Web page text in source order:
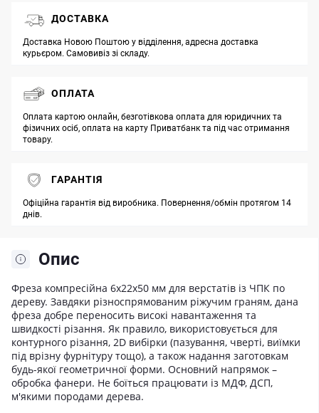
Опис
Фреза компресійна 6x22x50 мм для верстатів із ЧПК по
дереву. Завдяки різноспрямованим ріжучим граням, дана
фреза добре переносить високі навантаження та
швидкості різання. Як правило, використовується для
контурного різання, 2D вибірки (пазування, чверті, виїмки
під врізну фурнітуру тощо), а також надання заготовкам
будь-якої геометричної форми. Основний напрямок –
обробка фанери. Не боїться працювати із МДФ, ДСП,
м'якими породами дерева.
ДОСТАВКА
Доставка Новою Поштою у відділення, адресна доставка
курьєром. Самовивіз зі складу.
ОПЛАТА
Оплата картою онлайн, безготівкова оплата для юридичних та
фізичних осіб, оплата на карту Приватбанк та під час отримання
товару.
ГАРАНТІЯ
Офіційна гарантія від виробника. Повернення/обмін протягом 14
днів.